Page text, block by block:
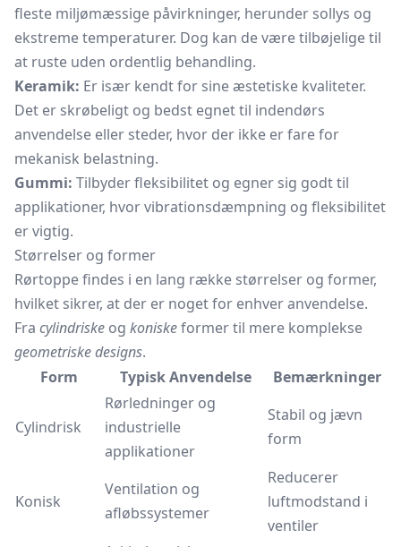
fleste miljømæssige påvirkninger, herunder sollys og
ekstreme temperaturer. Dog kan de være tilbøjelige til
at ruste uden ordentlig behandling.
Keramik: Er især kendt for sine æstetiske kvaliteter.
Det er skrøbeligt og bedst egnet til indendørs
anvendelse eller steder, hvor der ikke er fare for
mekanisk belastning.
Gummi: Tilbyder fleksibilitet og egner sig godt til
applikationer, hvor vibrationsdæmpning og fleksibilitet
er vigtig.
Størrelser og former
Rørtoppe findes i en lang række størrelser og former,
hvilket sikrer, at der er noget for enhver anvendelse.
Fra cylindriske og koniskeformer til mere komplekse
geometriske designs.
Form
Typisk Anvendelse Bemærkninger
Cylindrisk
Rørledninger og
industrielle
applikationer
Stabil og jævn
form
Konisk
Ventilation og
afløbssystemer
Reducerer
luftmodstand i
ventiler